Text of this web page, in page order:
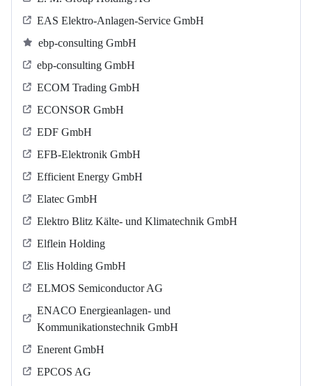
EAS Elektro-Anlagen-Service GmbH
ebp-consulting GmbH
ebp-consulting GmbH
ECOM Trading GmbH
ECONSOR GmbH
EDF GmbH
EFB-Elektronik GmbH
Efficient Energy GmbH
Elatec GmbH
Elektro Blitz Kälte- und Klimatechnik GmbH
Elflein Holding
Elis Holding GmbH
ELMOS Semiconductor AG
ENACO Energieanlagen- und
Kommunikationstechnik GmbH
Enerent GmbH
EPCOS AG